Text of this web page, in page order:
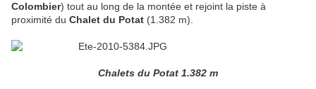
Colombier) tout au long de la montée et rejoint la piste à
proximité du Chalet du Potat (1.382 m).
Chalets du Potat 1.382 m